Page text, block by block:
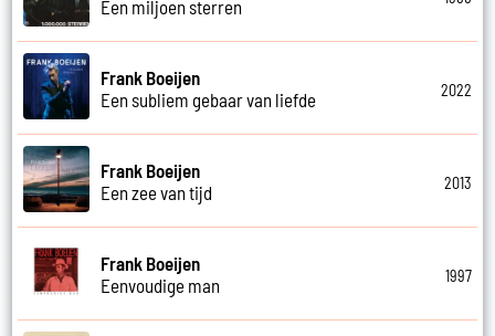
Een miljoen sterren
Frank Boeijen
Een subliem gebaar van liefde
2022
Frank Boeijen
Een zee van tijd
2013
Frank Boeijen
Eenvoudige man
1997